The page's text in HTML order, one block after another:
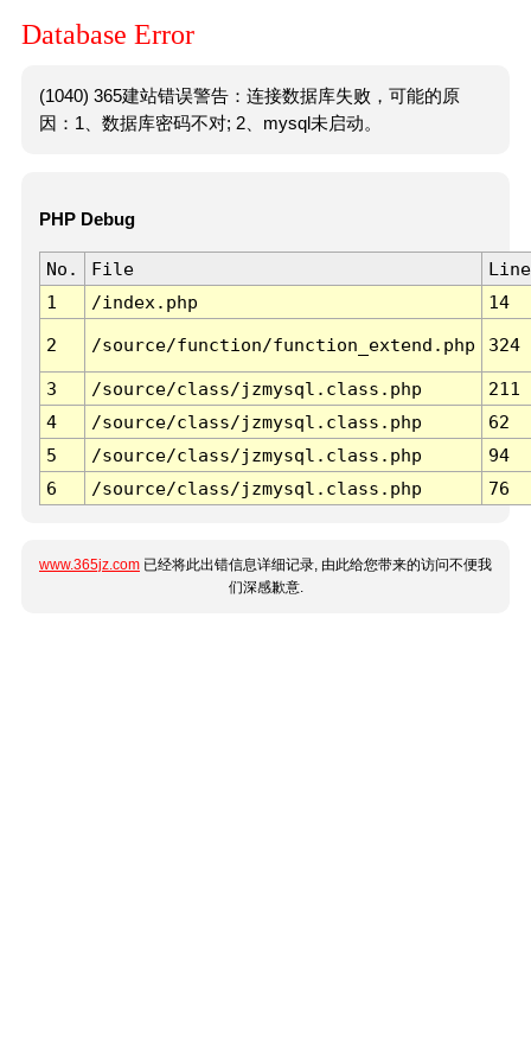
Database Error
(1040) 365建站错误警告：连接数据库失败，可能的原
因：1、数据库密码不对; 2、mysql未启动。
PHP Debug
No. File
Line
1
/index.php 14
2 /source/function/function_extend.php 324
3 /source/class/jzmysql.class.php
211
4
/source/class/jzmysql.class.php
62
5
/source/class/jzmysql.class.php
94
6
/source/class/jzmysql.class.php 76
www.365jz.com 已经将此出错信息详细记录, 由此给您带来的访问不便我
们深感歉意.